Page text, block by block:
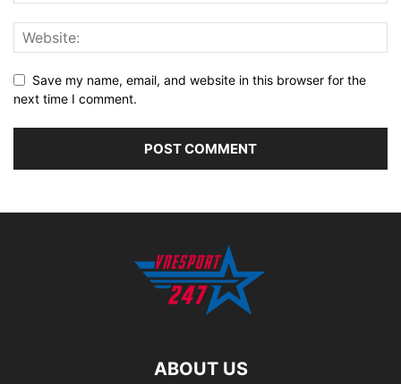
Save my name, email, and website in this browser for the
next time I comment.
ABOUT US